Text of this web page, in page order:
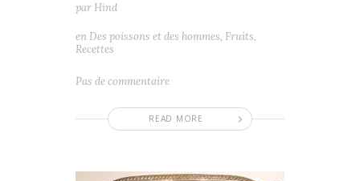
READ MORE
par Hind
en Des poissons et des hommes, Fruits,
Recettes
Pas de commentaire